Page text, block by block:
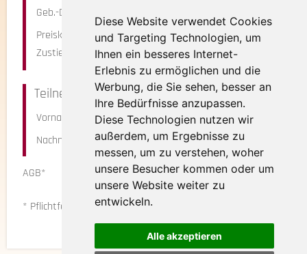
Diese Website verwendet Cookies
und Targeting Technologien, um
Ihnen ein besseres Internet-
Erlebnis zu ermöglichen und die
Werbung, die Sie sehen, besser an
Ihre Bedürfnisse anzupassen.
Diese Technologien nutzen wir
außerdem, um Ergebnisse zu
messen, um zu verstehen, woher
unsere Besucher kommen oder um
unsere Website weiter zu
entwickeln.
Alle akzeptieren
Geb.-Datum
Preiskategorie
Zustieg*
Teilnehmer 2
Vorname
Nachname
AGB*
Ja, ich habe die AGBs gelesen
und bin mit diesen einverstanden.
* Pflichtfeld